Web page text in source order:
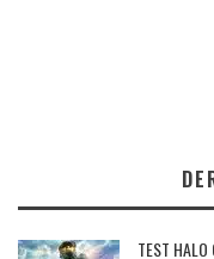
TEST HALO